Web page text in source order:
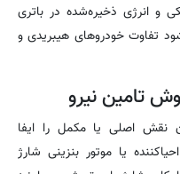
و انرژی ذخیره‌شده در باتری
تفاوت خودروهای هیبریدی و
نقش اصلی یا مکمل را ایفا
یا موتور بنزینی شارژ